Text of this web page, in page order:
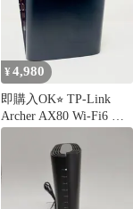
¥4,980
即購入OK⭐︎ TP-Link
Archer AX80 Wi-Fi6 ル
ーター